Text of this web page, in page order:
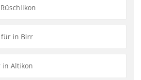
für in Birr
in Altikon